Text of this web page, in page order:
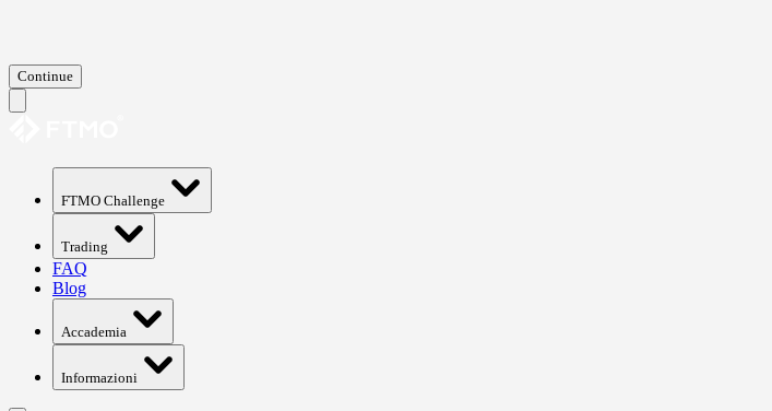
Continue
FTMO Challenge
Trading
FAQ
Blog
Accademia
Informazioni